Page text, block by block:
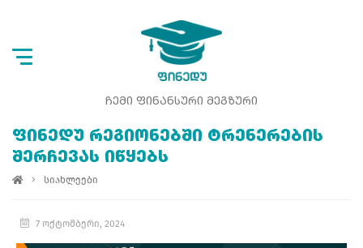
ᲩᲔᲛᲘ ᲤᲘᲜᲐᲜᲡᲣᲠᲘ ᲛᲔᲒᲖᲣᲠᲘ
ᲤᲘᲜᲔᲓᲣ ᲠᲔᲒᲘᲝᲜᲔᲑᲨᲘ ᲢᲠᲔᲜᲔᲠᲔᲑᲘᲡ
ᲨᲔᲠᲩᲔᲕᲐᲡ ᲘᲬᲧᲔᲑᲡ
სიახლეები
7 ოქტომბერი, 2024